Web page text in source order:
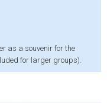
as a souvenir for the
for larger groups).